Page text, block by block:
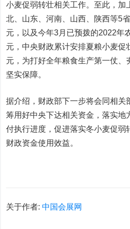
小麦促弱转壮相关工作。至此，加
北、山东、河南、山西、陕西等5
元，以及今年3月已预拨的2022年
元，中央财政累计安排夏粮小麦促
元，为打好全年粮食生产第一仗、
坚实保障。
据介绍，财政部下一步将会同相关
筹用好中央下达相关资金，落实地
付执行进度，促进落实冬小麦促弱
财政资金使用效益。
关于作者:中国会展网